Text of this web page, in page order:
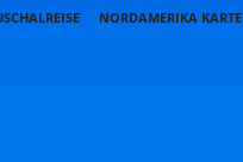
NORDAMERIKA KARTE